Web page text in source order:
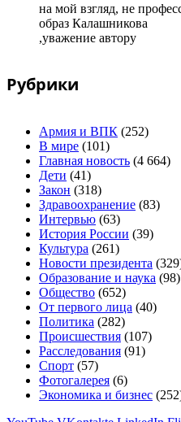
на мой взгляд, не
образ Калашникова
,уважение автору
Рубрики
Армия и ВПК (252)
В мире (101)
Главная новость (4 664)
Дети (41)
Закон (318)
Здравоохранение (83)
Интервью (63)
История России (39)
Культура (261)
Новости президента
Образование и наука (98)
Общество (652)
От первого лица (40)
Политика (282)
Происшествия (107)
Расследования (91)
Спорт (57)
Фотогалерея (6)
Экономика и бизнес